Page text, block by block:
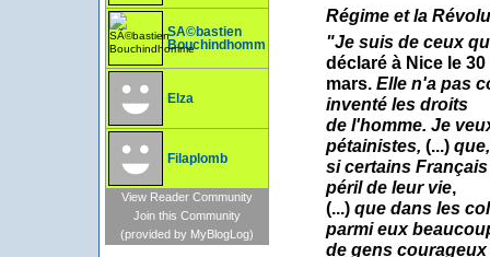
SÃ©bastien
Bouchindhomme
Elza
Filaplomb
View Reader Community
Join this Community
(provided by MyBlogLog)
Régime et la
"Je suis de ceux
déclaré à Nice le 30
mars. Elle n'a pas
inventé les droits
de l'homme. Je
pétainistes, (...) que,
si certains
péril de leur vie,
(...) que dans les
parmieux
de gens